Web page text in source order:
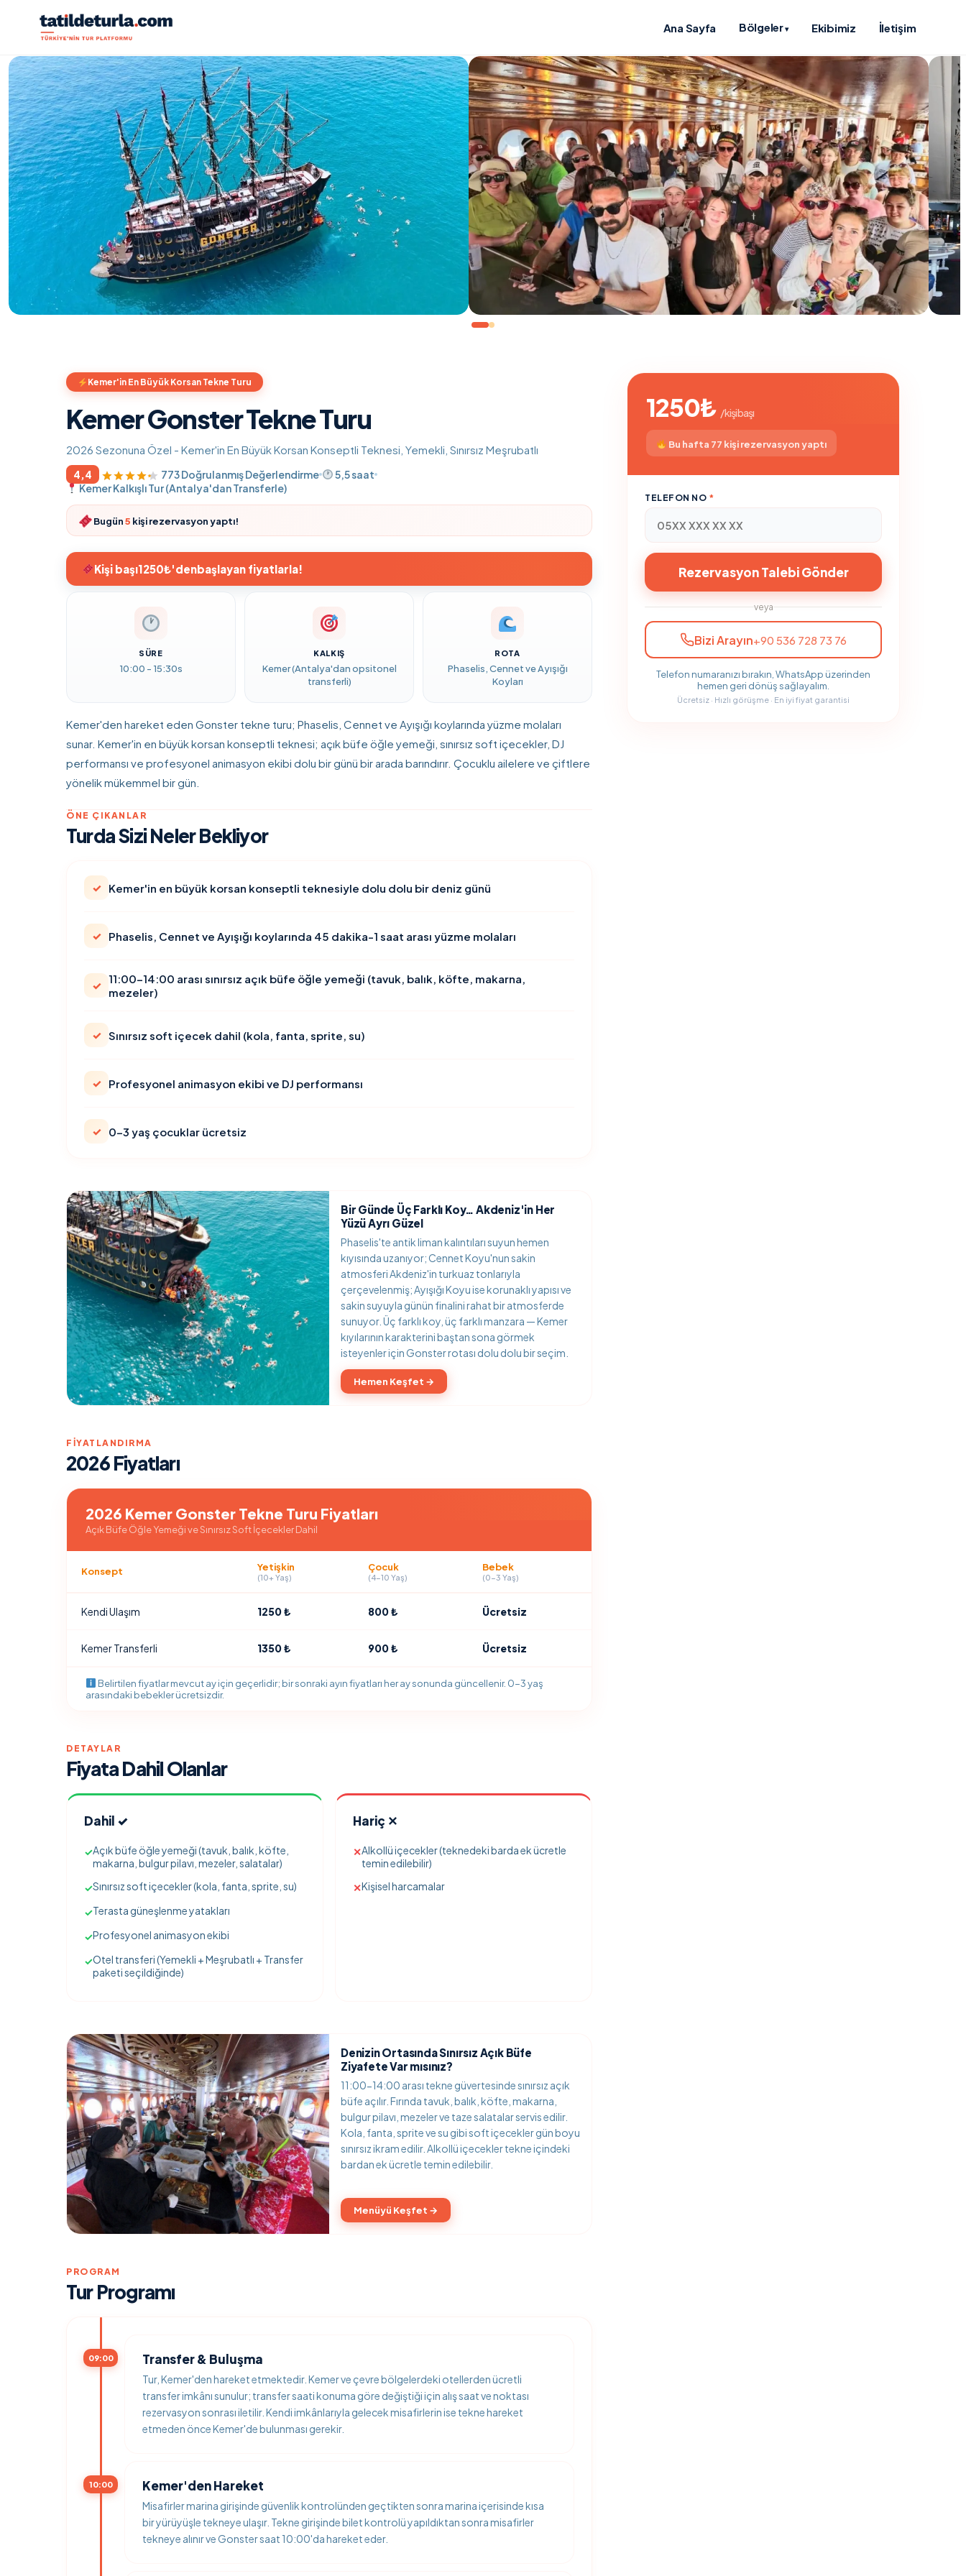
Ana Sayfa Bölgeler▾ Ekibimiz İletişim
Kemer'in En Büyük Korsan Tekne Turu
Kemer Gonster Tekne Turu
2026 Sezonuna Özel - Kemer'in En Büyük Korsan Konseptli Teknesi, Yemekli, Sınırsız Meşrubatlı
4,4 773 Doğrulanmış Değerlendirme
5,5 saat
Kemer Kalkışlı Tur (Antalya'dan Transferle)
Bugün5 kişi rezervasyon yaptı!
Kişi başı1250₺'denbaşlayan fiyatlarla!
SÜRE
10:00 - 15:30s
KALKIŞ
Kemer (Antalya'dan opsitonel
transferli)
ROTA
Phaselis, Cennet ve Ayışığı
Koyları
Kemer'den hareket eden Gonster tekne turu; Phaselis, Cennet ve Ayışığı koylarında yüzme molaları
sunar. Kemer'in en büyük korsan konseptli teknesi; açık büfe öğle yemeği, sınırsız soft içecekler, DJ
performansı ve profesyonel animasyon ekibi dolu bir günü bir arada barındırır. Çocuklu ailelere ve çiftlere
yönelik mükemmel bir gün.
ÖNE ÇIKANLAR
Turda Sizi Neler Bekliyor
✓ Kemer'in en büyük korsan konseptli teknesiyle dolu dolu bir deniz günü
✓ Phaselis, Cennet ve Ayışığı koylarında 45 dakika-1 saat arası yüzme molaları
✓ 11:00-14:00 arası sınırsız açık büfe öğle yemeği (tavuk, balık, köfte, makarna,
mezeler)
✓ Sınırsız soft içecek dahil (kola, fanta, sprite, su)
✓ Profesyonel animasyon ekibi ve DJ performansı
✓ 0-3 yaş çocuklar ücretsiz
Bir Günde Üç Farklı Koy… Akdeniz'in Her
Yüzü Ayrı Güzel
Phaselis'te antik liman kalıntıları suyun hemen
kıyısında uzanıyor; Cennet Koyu'nun sakin
atmosferi Akdeniz'in turkuaz tonlarıyla
çerçevelenmiş; Ayışığı Koyu ise korunaklı yapısı ve
sakin suyuyla günün finalini rahat bir atmosferde
sunuyor. Üç farklı koy, üç farklı manzara — Kemer
kıyılarının karakterini baştan sona görmek
isteyenler için Gonster rotası dolu dolu bir seçim.
Hemen Keşfet →
FIYATLANDIRMA
2026 Fiyatları
2026 Kemer Gonster Tekne Turu Fiyatları
Açık Büfe Öğle Yemeği ve Sınırsız Soft İçecekler Dahil
Konsept Yetişkin
(10+ Yaş)
Çocuk
(4-10 Yaş)
Bebek
(0-3 Yaş)
Kendi Ulaşım 1250 ₺ 800 ₺ Ücretsiz
Kemer Transferli 1350 ₺ 900 ₺ Ücretsiz
Belirtilen fiyatlar mevcut ay için geçerlidir; bir sonraki ayın fiyatları her ay sonunda güncellenir. 0-3 yaş
arasındaki bebekler ücretsizdir.
DETAYLAR
Fiyata Dahil Olanlar
Dahil ✓
✓Açık büfe öğle yemeği (tavuk, balık, köfte,
makarna, bulgur pilavı, mezeler, salatalar)
✓Sınırsız soft içecekler (kola, fanta, sprite, su)
✓Terasta güneşlenme yatakları
✓Profesyonel animasyon ekibi
✓Otel transferi (Yemekli + Meşrubatlı + Transfer
paketi seçildiğinde)
Hariç ✕
✕Alkollü içecekler (teknedeki barda ek ücretle
temin edilebilir)
✕Kişisel harcamalar
Denizin Ortasında Sınırsız Açık Büfe
Ziyafete Var mısınız?
11:00-14:00 arası tekne güvertesinde sınırsız açık
büfe açılır. Fırında tavuk, balık, köfte, makarna,
bulgur pilavı, mezeler ve taze salatalar servis edilir.
Kola, fanta, sprite ve su gibi soft içecekler gün boyu
sınırsız ikram edilir. Alkollü içecekler tekne içindeki
bardan ek ücretle temin edilebilir.
Menüyü Keşfet →
PROGRAM
Tur Programı
09:00 Transfer & Buluşma
Tur, Kemer'den hareket etmektedir. Kemer ve çevre bölgelerdeki otellerden ücretli
transfer imkânı sunulur; transfer saati konuma göre değiştiği için alış saat ve noktası
rezervasyon sonrası iletilir. Kendi imkânlarıyla gelecek misafirlerin ise tekne hareket
etmeden önce Kemer'de bulunması gerekir.
10:00 Kemer'den Hareket
Misafirler marina girişinde güvenlik kontrolünden geçtikten sonra marina içerisinde kısa
bir yürüyüşle tekneye ulaşır. Tekne girişinde bilet kontrolü yapıldıktan sonra misafirler
tekneye alınır ve Gonster saat 10:00'da hareket eder.
1250₺ / kişi başı
Bu hafta 77 kişi rezervasyon yaptı
TELEFON NO *
Rezervasyon Talebi Gönder
veya
Bizi Arayın+90 536 728 73 76
Telefon numaranızı bırakın, WhatsApp üzerinden
hemen geri dönüş sağlayalım.
Ücretsiz · Hızlı görüşme · En iyi fiyat garantisi